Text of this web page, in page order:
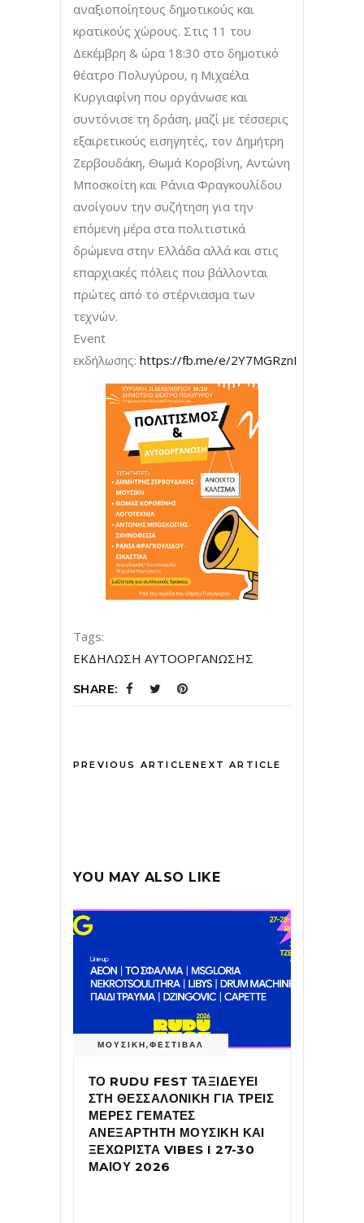
αναξιοποίητους δημοτικούς και
κρατικούς χώρους. Στις 11 του
Δεκέμβρη & ώρα 18:30 στο δημοτικό
θέατρο Πολυγύρου, η Μιχαέλα
Κυργιαφίνη που οργάνωσε και
συντόνισε τη δράση, μαζί με τέσσερις
εξαιρετικούς εισηγητές, τον Δημήτρη
Ζερβουδάκη, Θωμά Κοροβίνη, Αντώνη
Μποσκοΐτη και Ράνια Φραγκουλίδου
ανοίγουν την συζήτηση για την
επόμενη μέρα στα πολιτιστικά
δρώμενα στην Ελλάδα αλλά και στις
επαρχιακές πόλεις που βάλλονται
πρώτες από το στέρνιασμα των
τεχνών.
Event
εκδήλωσης: https://fb.me/e/2Y7MGRznI
Tags:
ΕΚΔΗΛΩΣΗ ΑΥΤΟΟΡΓAΝΩΣΗΣ
SHARE:
PREVIOUS ARTICLENEXT ARTICLE
YOU MAY ALSO LIKE
ΜΟΥΣΙΚΗ,ΦΕΣΤΙΒΑΛ
ΤΟ RUDU FEST ΤΑΞΙΔΕΥΕΙ
ΣΤΗ ΘΕΣΣΑΛΟΝΙΚΗ ΓΙΑ ΤΡΕΙΣ
ΜΕΡΕΣ ΓΕΜΑΤΕΣ
ΑΝΕΞΑΡΤΗΤΗ ΜΟΥΣΙΚΗ ΚΑΙ
ΞΕΧΩΡΙΣΤΑ VIBES I 27-30
ΜAΙΟΥ 2026